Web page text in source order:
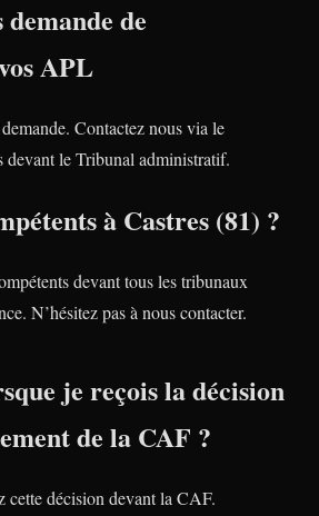
de
APL
Contactez nous via le
devant le Tribunal administratif.
à Castres (81) ?
devant tous les tribunaux
N’hésitez pas à nous contacter.
je reçois la décision
de la CAF ?
cette décision devant la CAF.